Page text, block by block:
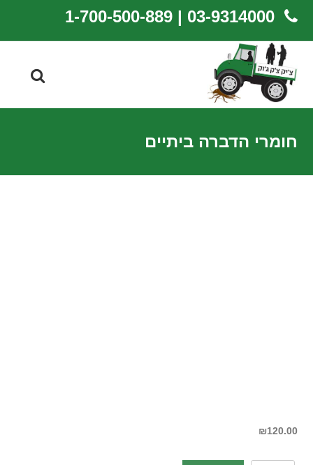
03-9314000 | 1-700-500-889
חומרי הדברה ביתיים
₪120.00